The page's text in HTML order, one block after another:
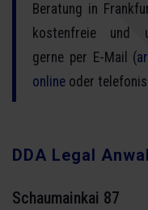
Beratung in
kostenfreie und
gerne per E-Mail (
online oder
DDA Legal
Schaumainkai 87